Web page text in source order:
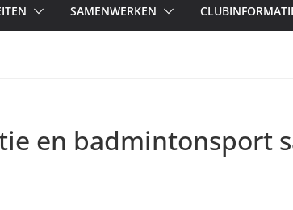
SAMENWERKEN
en badmintonsport